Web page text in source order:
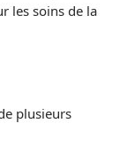
les soins de la
plusieurs